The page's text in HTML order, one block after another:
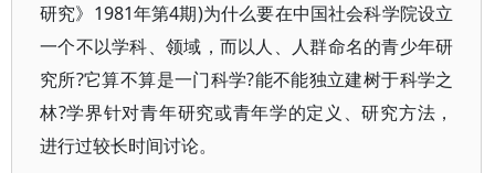
研究》1981年第4期)为什么要在中国社会科学院设立
一个不以学科、领域，而以人、人群命名的青少年研
究所?它算不算是一门科学?能不能独立建树于科学之
林?学界针对青年研究或青年学的定义、研究方法，
进行过较长时间讨论。